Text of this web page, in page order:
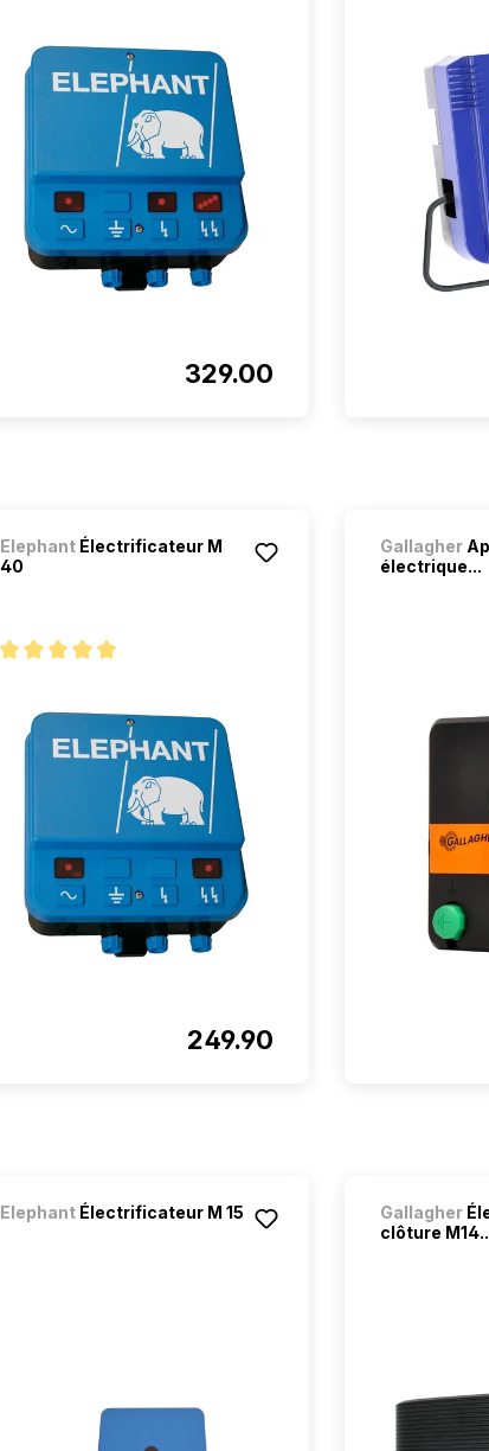
329.00
ElephantÉlectrificateur M
40
249.90
Gallagher
électrique...
ElephantÉlectrificateur M 15 Gallagher
clôture